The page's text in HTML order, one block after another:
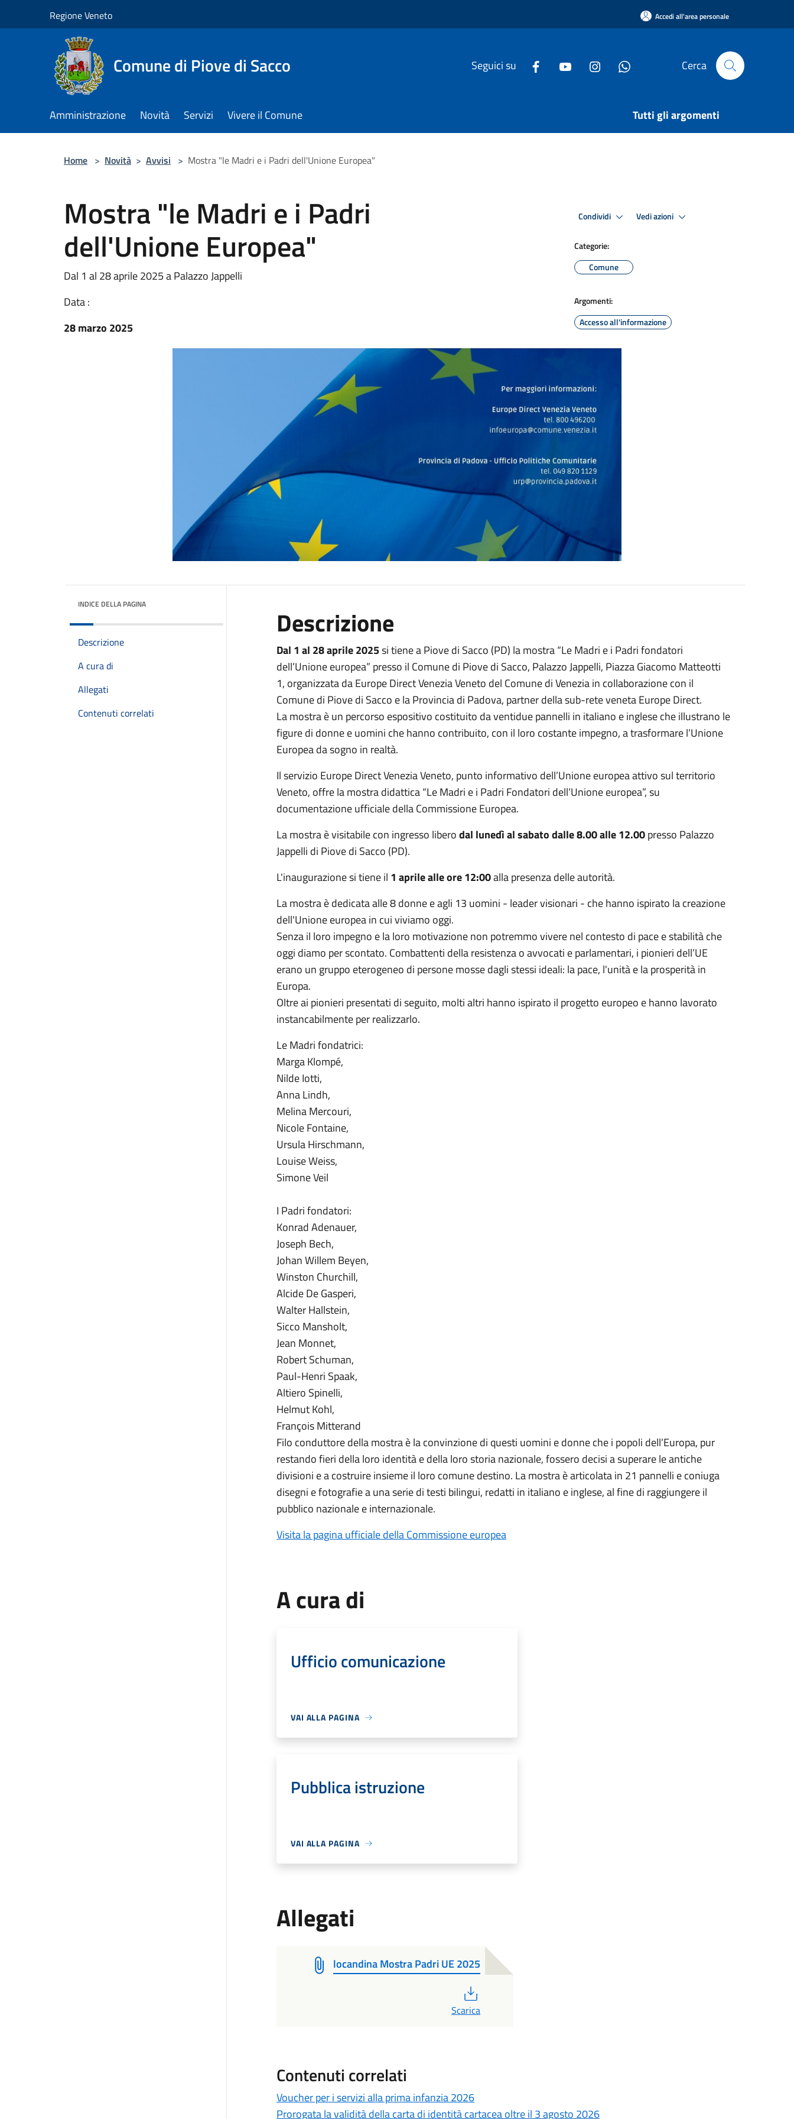
Regione Veneto Accedi all'area personale
Comune di Piove di Sacco Seguici su Cerca
Amministrazione Novità Servizi Vivere il Comune Tutti gli argomenti
Home > Novità > Avvisi > Mostra "le Madri e i Padri dell'Unione Europea"
Mostra "le Madri e i Padri
dell'Unione Europea"
Dal 1 al 28 aprile 2025 a Palazzo Jappelli
Data :
28 marzo 2025
Condividi Vedi azioni
Categorie:
Comune
Argomenti:
Accesso all'informazione
INDICE DELLA PAGINA
Descrizione
A cura di
Allegati
Contenuti correlati
Descrizione
Dal 1 al 28 aprile 2025si tiene a Piove di Sacco (PD) la mostra “Le Madri e i Padri fondatori
dell’Unione europea” presso il Comune di Piove di Sacco, Palazzo Jappelli, Piazza Giacomo Matteotti
1, organizzata da Europe Direct Venezia Veneto del Comune di Venezia in collaborazione con il
Comune di Piove di Sacco e la Provincia di Padova, partner della sub-rete veneta Europe Direct.
La mostra è un percorso espositivo costituito da ventidue pannelli in italiano e inglese che illustrano le
figure di donne e uomini che hanno contribuito, con il loro costante impegno, a trasformare l’Unione
Europea da sogno in realtà.
Il servizio Europe Direct Venezia Veneto, punto informativo dell’Unione europea attivo sul territorio
Veneto, offre la mostra didattica “Le Madri e i Padri Fondatori dell’Unione europea”, su
documentazione ufficiale della Commissione Europea.
La mostra è visitabile con ingresso liberodal lunedì al sabato dalle 8.00 alle 12.00presso Palazzo
Jappelli di Piove di Sacco (PD).
L'inaugurazione si tiene il 1 aprile alle ore 12:00alla presenza delle autorità.
La mostra è dedicata alle 8 donne e agli 13 uomini - leader visionari - che hanno ispirato la creazione
dell'Unione europea in cui viviamo oggi.
Senza il loro impegno e la loro motivazione non potremmo vivere nel contesto di pace e stabilità che
oggi diamo per scontato. Combattenti della resistenza o avvocati e parlamentari, i pionieri dell’UE
erano un gruppo eterogeneo di persone mosse dagli stessi ideali: la pace, l'unità e la prosperità in
Europa.
Oltre ai pionieri presentati di seguito, molti altri hanno ispirato il progetto europeo e hanno lavorato
instancabilmente per realizzarlo.
Le Madri fondatrici:
Marga Klompé,
Nilde Iotti,
Anna Lindh,
Melina Mercouri,
Nicole Fontaine,
Ursula Hirschmann,
Louise Weiss,
Simone Veil
I Padri fondatori:
Konrad Adenauer,
Joseph Bech,
Johan Willem Beyen,
Winston Churchill,
Alcide De Gasperi,
Walter Hallstein,
Sicco Mansholt,
Jean Monnet,
Robert Schuman,
Paul-Henri Spaak,
Altiero Spinelli,
Helmut Kohl,
François Mitterand
Filo conduttore della mostra è la convinzione di questi uomini e donne che i popoli dell’Europa, pur
restando fieri della loro identità e della loro storia nazionale, fossero decisi a superare le antiche
divisioni e a costruire insieme il loro comune destino. La mostra è articolata in 21 pannelli e coniuga
disegni e fotografie a una serie di testi bilingui, redatti in italiano e inglese, al fine di raggiungere il
pubblico nazionale e internazionale.
Visita la pagina ufficiale della Commissione europea
A cura di
Ufficio comunicazione
VAI ALLA PAGINA
Pubblica istruzione
VAI ALLA PAGINA
Allegati
locandina Mostra Padri UE 2025
Scarica
Contenuti correlati
Voucher per i servizi alla prima infanzia 2026
Prorogata la validità della carta di identità cartacea oltre il 3 agosto 2026